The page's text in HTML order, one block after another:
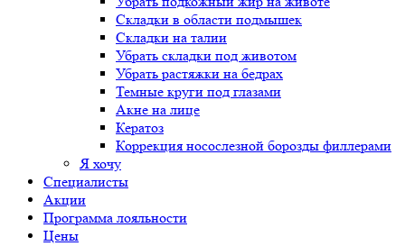
Складки в области подмышек
Складки на талии
Убрать складки под животом
Убрать растяжки на бедрах
Темные круги под глазами
Акне на лице
Кератоз
Коррекция носослезной борозды филлерами
Я хочу
Специалисты
Акции
Программа лояльности
Цены